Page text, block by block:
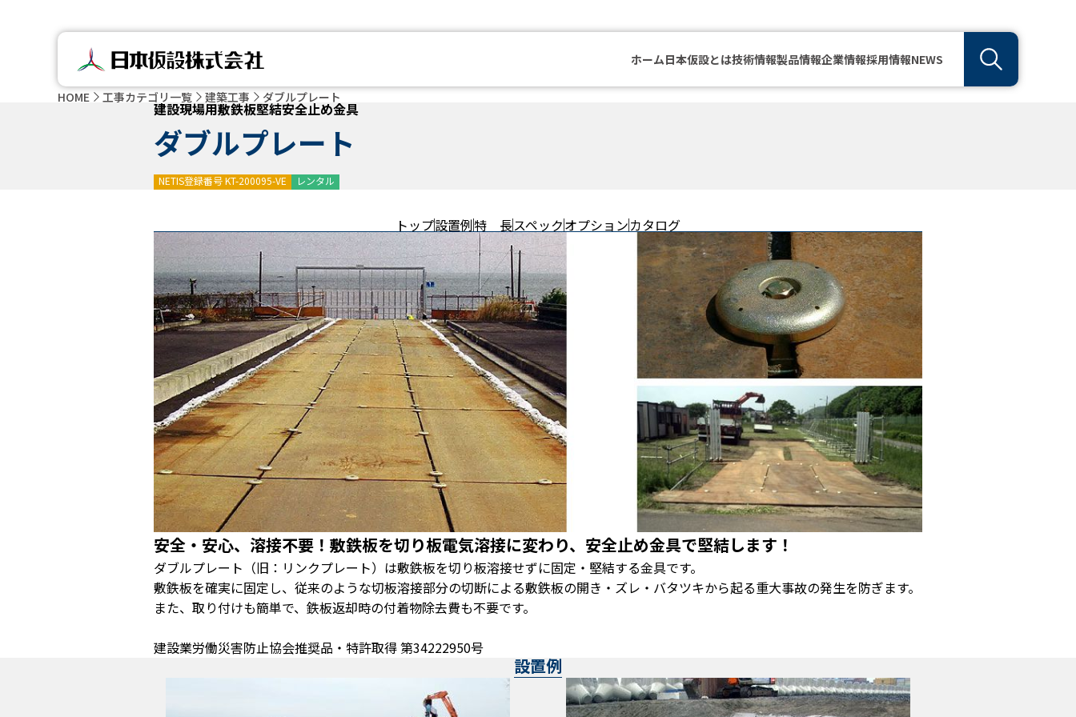
ホーム日本仮設とは技術情報製品情報企業情報採用情報NEWS
HOME 工事カテゴリ一覧 建築工事 ダブルプレート
建設現場用敷鉄板堅結安全止め金具
ダブルプレート
NETIS登録番号 KT-200095-VE レンタル
トップ設置例特 長スペックオプションカタログ
安全・安心、溶接不要！敷鉄板を切り板電気溶接に変わり、安全止め金具で堅結します！
ダブルプレート（旧：リンクプレート）は敷鉄板を切り板溶接せずに固定・堅結する金具です。
敷鉄板を確実に固定し、従来のような切板溶接部分の切断による敷鉄板の開き・ズレ・バタツキから起る重大事故の発生を防ぎます。
また、取り付けも簡単で、鉄板返却時の付着物除去費も不要です。
建設業労働災害防止協会推奨品・特許取得 第34222950号
設置例